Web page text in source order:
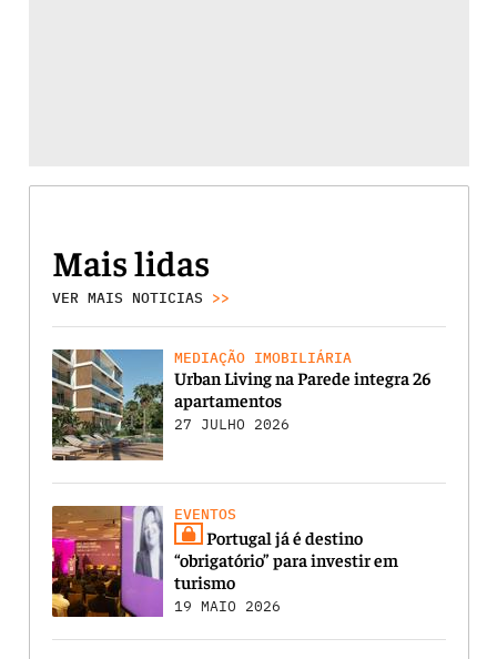
Mais lidas
VER MAIS NOTICIAS >>
MEDIAÇÃO IMOBILIÁRIA
Urban Living na Parede integra 26
apartamentos
27 JULHO 2026
EVENTOS
Portugal já é destino
“obrigatório” para investir em
turismo
19 MAIO 2026